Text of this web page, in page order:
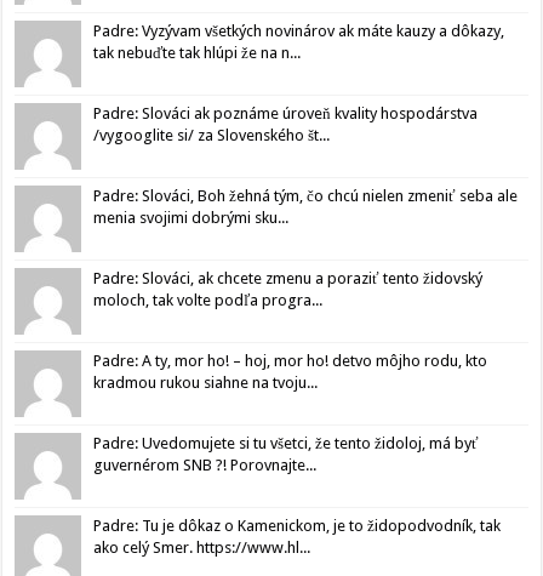
Padre: Vyzývam všetkých novinárov ak máte kauzy a dôkazy,
tak nebuďte tak hlúpi že na n...
Padre: Slováci ak poznáme úroveň kvality hospodárstva
/vygooglite si/ za Slovenského št...
Padre: Slováci, Boh žehná tým, čo chcú nielen zmeniť seba ale
menia svojimi dobrými sku...
Padre: Slováci, ak chcete zmenu a poraziť tento židovský
moloch, tak volte podľa progra...
Padre: A ty, mor ho! – hoj, mor ho! detvo môjho rodu, kto
kradmou rukou siahne na tvoju...
Padre: Uvedomujete si tu všetci, že tento židoloj, má byť
guvernérom SNB ?! Porovnajte...
Padre: Tu je dôkaz o Kamenickom, je to židopodvodník, tak
ako celý Smer. https://www.hl...